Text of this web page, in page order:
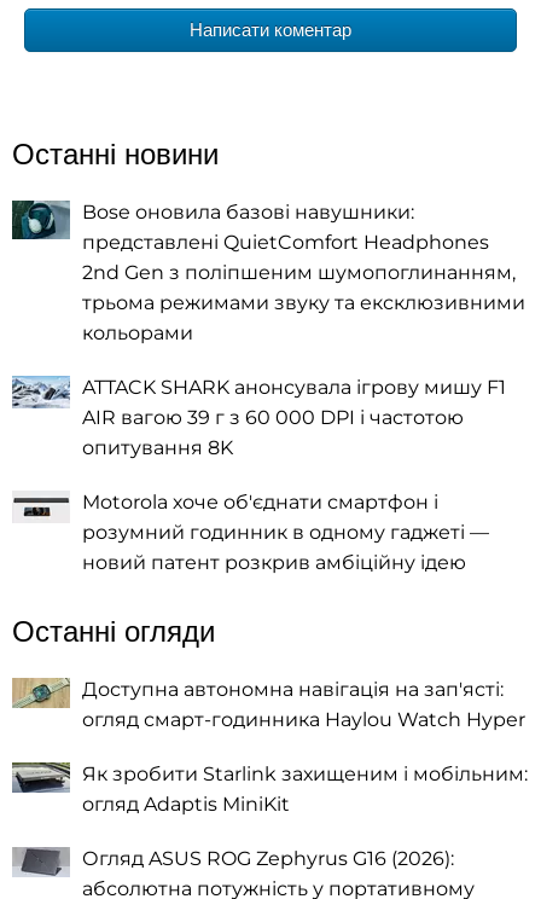
Написати коментар
Останні новини
Bose оновила базові навушники:
представлені QuietComfort Headphones
2nd Gen з поліпшеним шумопоглинанням,
трьома режимами звуку та ексклюзивними
кольорами
ATTACK SHARK анонсувала ігрову мишу F1
AIR вагою 39 г з 60 000 DPI і частотою
опитування 8K
Motorola хоче об'єднати смартфон і
розумний годинник в одному гаджеті —
новий патент розкрив амбіційну ідею
Останні огляди
Доступна автономна навігація на зап'ясті:
огляд смарт-годинника Haylou Watch Hyper
Як зробити Starlink захищеним і мобільним:
огляд Adaptis MiniKit
Огляд ASUS ROG Zephyrus G16 (2026):
абсолютна потужність у портативному